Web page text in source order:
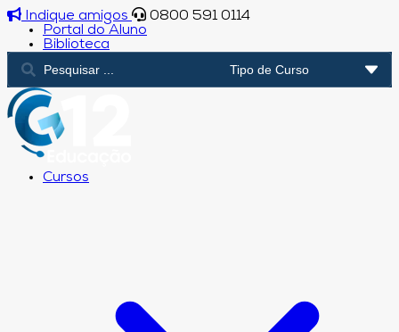
Indique amigos
0800 591 0114
Portal do Aluno
Biblioteca
Cursos